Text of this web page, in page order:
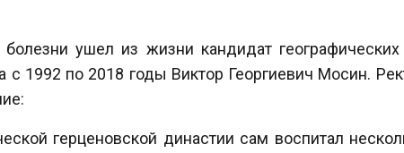
ушел из жизни кандидат географических
с 1992 по 2018 годы Виктор Георгиевич Мосин.
герценовской династии сам воспитал